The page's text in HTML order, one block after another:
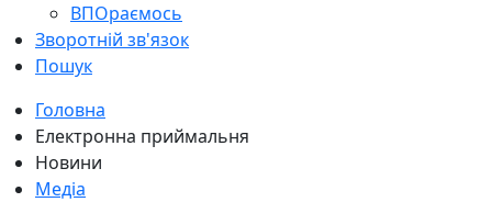
ВПОраємось
Зворотній зв'язок
Пошук
Головна
Електронна приймальня
Новини
Медіа